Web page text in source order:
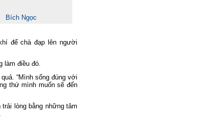
Bích Ngọc
để chà đạp lên người
làm điều đó.
“Mình sống đúng với
thứ mình muốn sẽ đến
lòng bằng những tâm